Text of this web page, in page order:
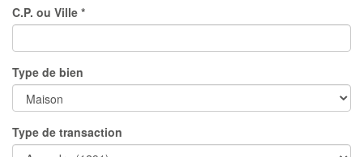
C.P. ou Ville *
Type de bien
Type de transaction